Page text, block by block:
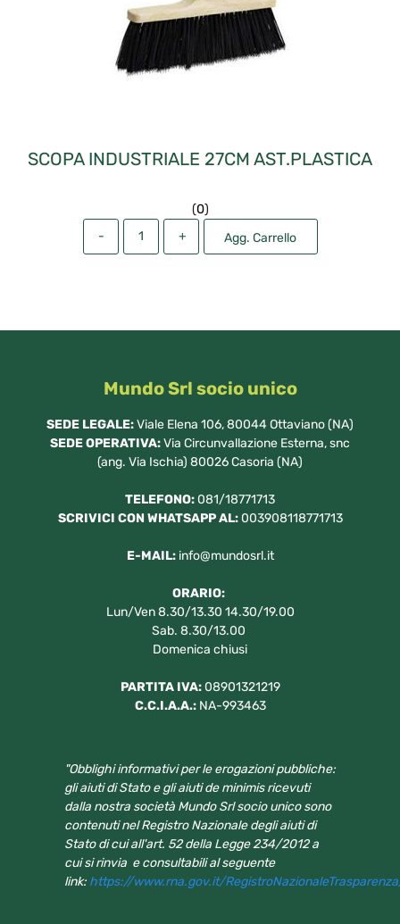
SCOPA INDUSTRIALE 27CM AST.PLASTICA
(0)
Agg. Carrello
Mundo Srl socio unico
SEDE LEGALE:Viale Elena 106, 80044 Ottaviano (NA)
SEDE OPERATIVA:Via Circunvallazione Esterna, snc
(ang. Via Ischia) 80026 Casoria (NA)
TELEFONO:081/18771713
SCRIVICI CON WHATSAPP AL:003908118771713
E-MAIL: info@mundosrl.it
ORARIO:
Lun/Ven 8.30/13.30 14.30/19.00
Sab. 8.30/13.00
Domenica chiusi
PARTITA IVA:08901321219
C.C.I.A.A.: NA-993463
"Obblighi informativi per le erogazioni pubbliche:
gli aiuti di Stato e gli aiuti de minimis ricevuti
dalla nostra società Mundo Srl socio unico sono
contenuti nel Registro Nazionale degli aiuti di
Stato di cui all'art. 52 della Legge 234/2012 a
cui si rinvia e consultabili al seguente
link: https://www.rna.gov.it/